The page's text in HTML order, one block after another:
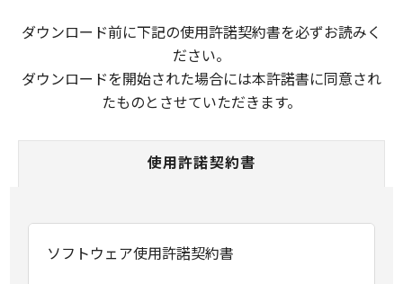
ダウンロード前に下記の使用許諾契約書を必ずお読みく
ださい。
ダウンロードを開始された場合には本許諾書に同意され
たものとさせていただきます。
使用許諾契約書
ソフトウェア使用許諾契約書